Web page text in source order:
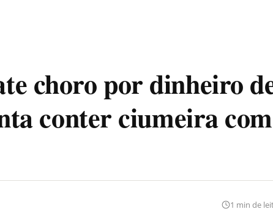
choro por dinheiro
conter ciumeira com
1 min de